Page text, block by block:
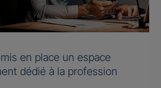
en place un espace
dédié à la profession